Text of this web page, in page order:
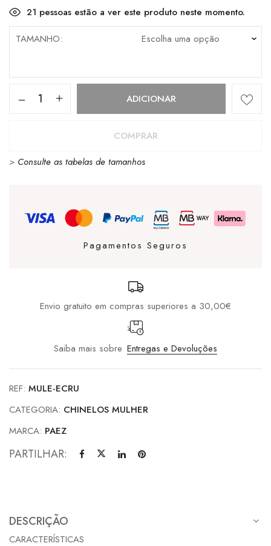
21 pessoas estão a ver este produto neste momento.
TAMANHO
Quantidade
ECRU
ADICIONAR
COMPRAR
> Consulte as tabelas de tamanhos
Pagamentos Seguros
Envio gratuito em compras superiores a 30,00€
Saiba mais sobre Entregas e Devoluções
REF: MULE-ECRU
CATEGORIA: CHINELOS MULHER
MARCA: PAEZ
PARTILHAR:
DESCRIÇÃO
CARACTERÍSTICAS